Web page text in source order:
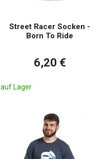
Street Racer Socken -
Born To Ride
6,20 €
auf Lager